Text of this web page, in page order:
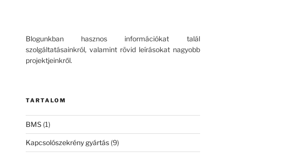
Blogunkban hasznos információkat talál
szolgáltatásainkról, valamint rövid leírásokat nagyobb
projektjeinkről.
TARTALOM
BMS (1)
Kapcsolószekrény gyártás (9)